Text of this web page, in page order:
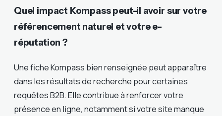
Quel impact Kompass peut-il avoir sur votre
référencement naturel et votre e-
réputation ?
Une fiche Kompass bien renseignée peut apparaître
dans les résultats de recherche pour certaines
requêtes B2B. Elle contribue à renforcer votre
présence en ligne, notamment si votre site manque